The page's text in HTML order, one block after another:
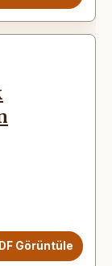
Görüntüle